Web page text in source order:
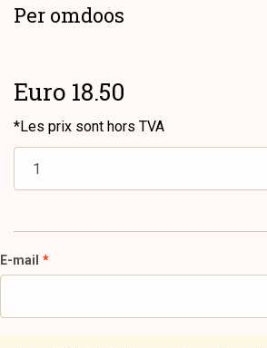
Per omdoos
Euro 18.50
*Les prix sont hors TVA
E-mail